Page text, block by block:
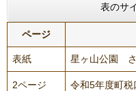
表のサ
ページ
表紙 星ヶ山公園
2ページ 令和5年度町